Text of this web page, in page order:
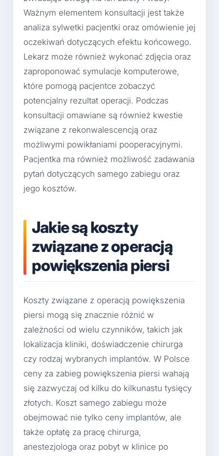
Ważnym elementem konsultacji jest także
analiza sylwetki pacjentki oraz omówienie jej
oczekiwań dotyczących efektu końcowego.
Lekarz może również wykonać zdjęcia oraz
zaproponować symulacje komputerowe,
które pomogą pacjentce zobaczyć
potencjalny rezultat operacji. Podczas
konsultacji omawiane są również kwestie
związane z rekonwalescencją oraz
możliwymi powikłaniami pooperacyjnymi.
Pacjentka ma również możliwość zadawania
pytań dotyczących samego zabiegu oraz
jego kosztów.
Jakie są koszty
związane z operacją
powiększenia piersi
Koszty związane z operacją powiększenia
piersi mogą się znacznie różnić w
zależności od wielu czynników, takich jak
lokalizacja kliniki, doświadczenie chirurga
czy rodzaj wybranych implantów. W Polsce
ceny za zabieg powiększenia piersi wahają
się zazwyczaj od kilku do kilkunastu tysięcy
złotych. Koszt samego zabiegu może
obejmować nie tylko ceny implantów, ale
także opłatę za pracę chirurga,
anestezjologa oraz pobyt w klinice po